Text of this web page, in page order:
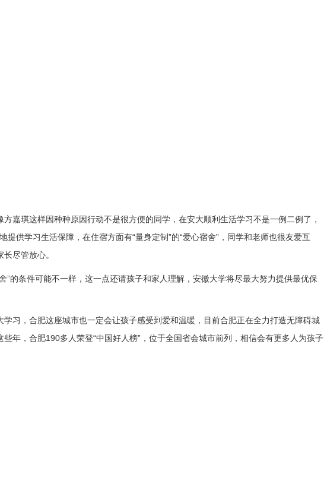
嘉琪这样因种种原因行动不是很方便的同学，在安大顺利生活学习不是一例二例了，
提供学习生活保障，在住宿方面有“量身定制”的“爱心宿舍”，同学和老师也很友爱互
尽管放心。
”的条件可能不一样，这一点还请孩子和家人理解，安徽大学将尽最大努力提供最优保
习，合肥这座城市也一定会让孩子感受到爱和温暖，目前合肥正在全力打造无障碍城
年，合肥190多人荣登“中国好人榜”，位于全国省会城市前列，相信会有更多人为孩子